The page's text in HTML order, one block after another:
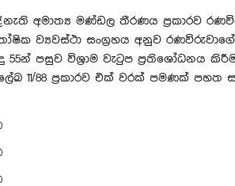
දිනැති අමාත්‍ය මණ්ඩල තීරණය
ව්‍යවස්ථා සංග්‍රහය අනුව
පසුව විශ්‍රාම වැටුප ප්‍රතිශෝධනය
11/88 ප්‍රකාරව එක් වරක් පමණක්